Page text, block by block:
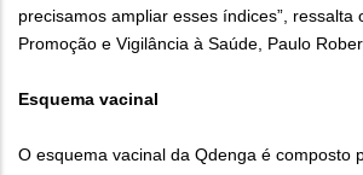
precisamos ampliar esses índices”, ressalta
Promoção e Vigilância à Saúde, Paulo
Esquema vacinal
O esquema vacinal da Qdenga é composto